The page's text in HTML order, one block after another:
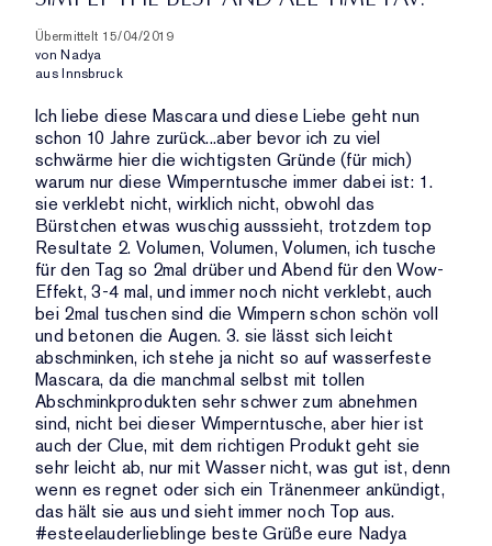
Übermittelt 15/04/2019
von Nadya
aus Innsbruck
Ich liebe diese Mascara und diese Liebe geht nun
schon 10 Jahre zurück...aber bevor ich zu viel
schwärme hier die wichtigsten Gründe (für mich)
warum nur diese Wimperntusche immer dabei ist: 1.
sie verklebt nicht, wirklich nicht, obwohl das
Bürstchen etwas wuschig ausssieht, trotzdem top
Resultate 2. Volumen, Volumen, Volumen, ich tusche
für den Tag so 2mal drüber und Abend für den Wow-
Effekt, 3-4 mal, und immer noch nicht verklebt, auch
bei 2mal tuschen sind die Wimpern schon schön voll
und betonen die Augen. 3. sie lässt sich leicht
abschminken, ich stehe ja nicht so auf wasserfeste
Mascara, da die manchmal selbst mit tollen
Abschminkprodukten sehr schwer zum abnehmen
sind, nicht bei dieser Wimperntusche, aber hier ist
auch der Clue, mit dem richtigen Produkt geht sie
sehr leicht ab, nur mit Wasser nicht, was gut ist, denn
wenn es regnet oder sich ein Tränenmeer ankündigt,
das hält sie aus und sieht immer noch Top aus.
#esteelauderlieblinge beste Grüße eure Nadya